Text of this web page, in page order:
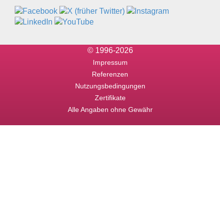
© 1996-2026
Impressum
Referenzen
Nutzungsbedingungen
Zertifikate
Alle Angaben ohne Gewähr